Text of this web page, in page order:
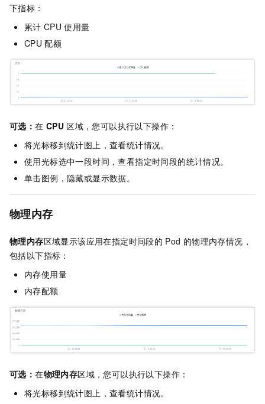
下指标：
累计 CPU 使用量
CPU 配额
可选：在 CPU 区域，您可以执行以下操作：
将光标移到统计图上，查看统计情况。
使用光标选中一段时间，查看指定时间段的统计情况。
单击图例，隐藏或显示数据。
物理内存
物理内存区域显示该应用在指定时间段的 Pod 的物理内存情况，
包括以下指标：
内存使用量
内存配额
可选：在物理内存区域，您可以执行以下操作：
将光标移到统计图上，查看统计情况。